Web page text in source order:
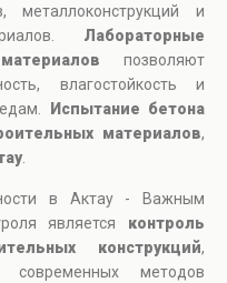
металлоконструкций и
Лабораторные
позволяют
влагостойкость и
Испытание бетона
материалов,
.
в Актау - Важным
является контроль
конструкций,
методов